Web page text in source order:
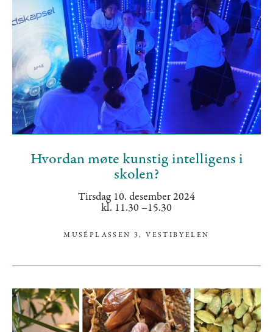
Hvordan møte kunstig intelligens i
skolen?
Tirsdag 10. desember 2024
kl. 11.30 –15.30
MUSÉPLASSEN 3, VESTIBYELEN